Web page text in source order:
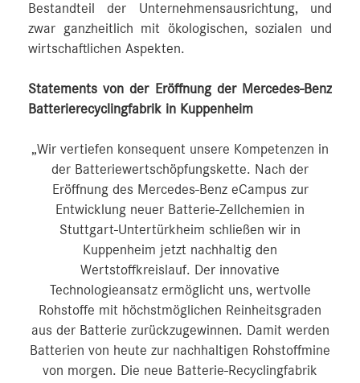
Bestandteil der Unternehmensausrichtung, und
zwar ganzheitlich mit ökologischen, sozialen und
wirtschaftlichen Aspekten.
Statements von der Eröffnung der Mercedes-Benz
Batterierecyclingfabrik in Kuppenheim
„Wir vertiefen konsequent unsere Kompetenzen in
der Batteriewertschöpfungskette. Nach der
Eröffnung des Mercedes-Benz eCampus zur
Entwicklung neuer Batterie-Zellchemien in
Stuttgart-Untertürkheim schließen wir in
Kuppenheim jetzt nachhaltig den
Wertstoffkreislauf. Der innovative
Technologieansatz ermöglicht uns, wertvolle
Rohstoffe mit höchstmöglichen Reinheitsgraden
aus der Batterie zurückzugewinnen. Damit werden
Batterien von heute zur nachhaltigen Rohstoffmine
von morgen. Die neue Batterie-Recyclingfabrik